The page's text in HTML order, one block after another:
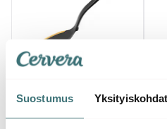
Suostumus Yksityiskohdat
Functional Form